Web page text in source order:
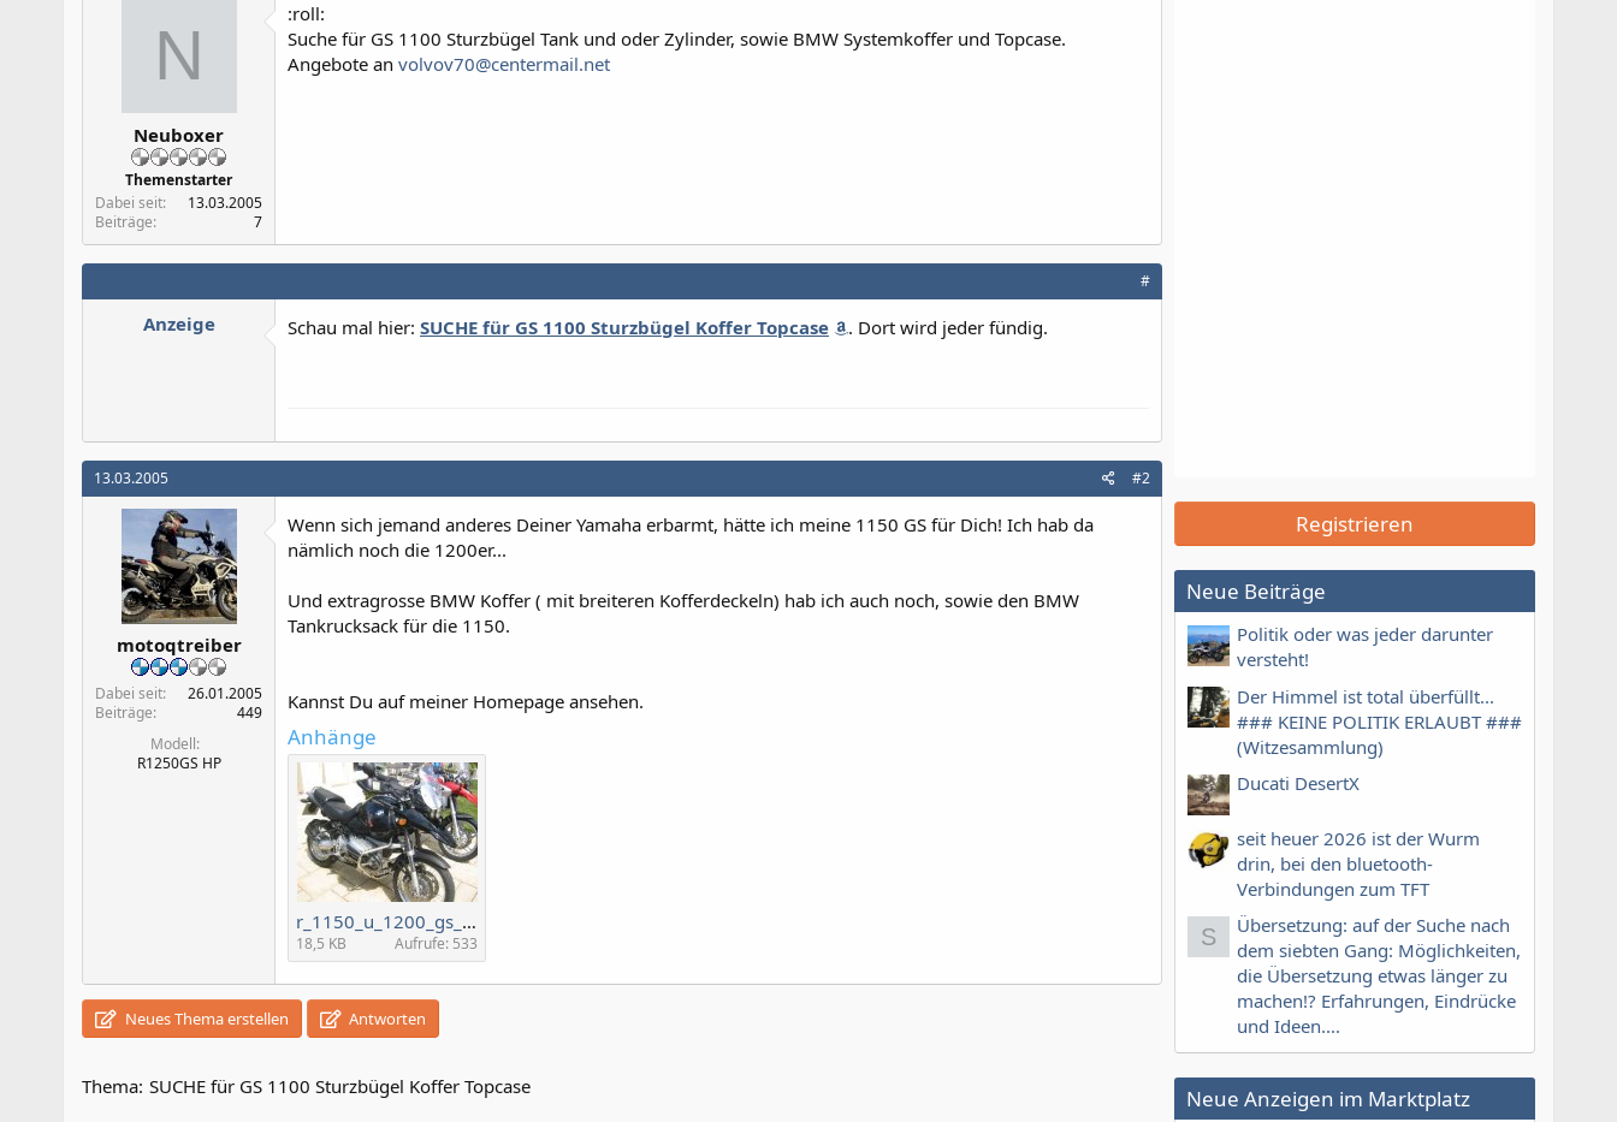
N
Neuboxer
Themenstarter
Dabei seit
13.03.2005
Beiträge
7
:roll:
Suche für GS 1100 Sturzbügel Tank und oder Zylinder, sowie BMW Systemkoffer und Topcase.
Angebote an volvov70@centermail.net
#
Anzeige Schau mal hier: SUCHE für GS 1100 Sturzbügel Koffer Topcase . Dort wird jeder fündig.
13.03.2005 #2
motoqtreiber
Dabei seit
26.01.2005
Beiträge
449
Modell
R1250GS HP
Wenn sich jemand anderes Deiner Yamaha erbarmt, hätte ich meine 1150 GS für Dich! Ich hab da
nämlich noch die 1200er...
Und extragrosse BMW Koffer ( mit breiteren Kofferdeckeln) hab ich auch noch, sowie den BMW
Tankrucksack für die 1150.
Kannst Du auf meiner Homepage ansehen.
Anhänge
r_1150_u_1200_gs_06b_934.jpg
18,5 KB Aufrufe: 533
Neues Thema erstellen Antworten
Thema: SUCHE für GS 1100 Sturzbügel Koffer Topcase
Registrieren
Neue Beiträge
Politik oder was jeder darunter
versteht!
Der Himmel ist total überfüllt...
### KEINE POLITIK ERLAUBT ###
(Witzesammlung)
Ducati DesertX
seit heuer 2026 ist der Wurm
drin, bei den bluetooth-
Verbindungen zum TFT
S
Übersetzung: auf der Suche nach
dem siebten Gang: Möglichkeiten,
die Übersetzung etwas länger zu
machen!? Erfahrungen, Eindrücke
und Ideen....
Neue Anzeigen im Marktplatz